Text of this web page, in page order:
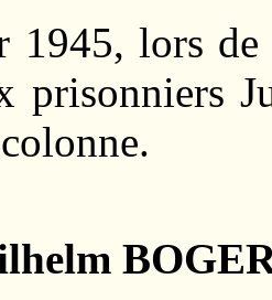
1945, lors de
prisonniers